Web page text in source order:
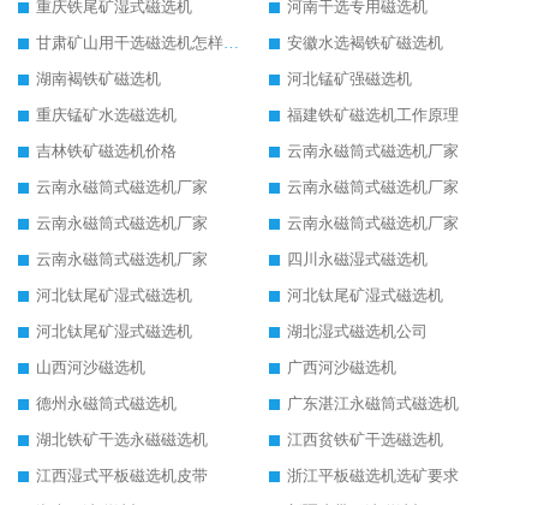
重庆铁尾矿湿式磁选机
河南干选专用磁选机
甘肃矿山用干选磁选机怎样调磁
安徽水选褐铁矿磁选机
湖南褐铁矿磁选机
河北锰矿强磁选机
重庆锰矿水选磁选机
福建铁矿磁选机工作原理
吉林铁矿磁选机价格
云南永磁筒式磁选机厂家
云南永磁筒式磁选机厂家
云南永磁筒式磁选机厂家
云南永磁筒式磁选机厂家
云南永磁筒式磁选机厂家
云南永磁筒式磁选机厂家
四川永磁湿式磁选机
河北钛尾矿湿式磁选机
河北钛尾矿湿式磁选机
河北钛尾矿湿式磁选机
湖北湿式磁选机公司
山西河沙磁选机
广西河沙磁选机
德州永磁筒式磁选机
广东湛江永磁筒式磁选机
湖北铁矿干选永磁磁选机
江西贫铁矿干选磁选机
江西湿式平板磁选机皮带
浙江平板磁选机选矿要求